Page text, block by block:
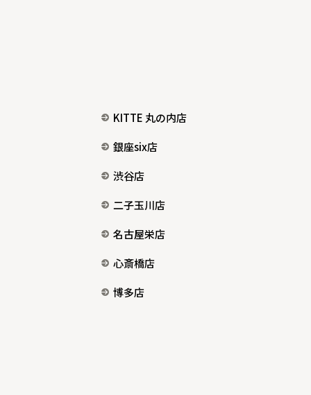
KITTE 丸の内店
銀座six店
渋谷店
二子玉川店
名古屋栄店
心斎橋店
博多店